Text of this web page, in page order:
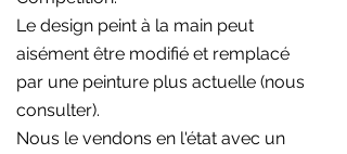
Le design peint à la main peut
aisément être modifié et remplacé
par une peinture plus actuelle (nous
consulter).
Nous le vendons en l'état avec un